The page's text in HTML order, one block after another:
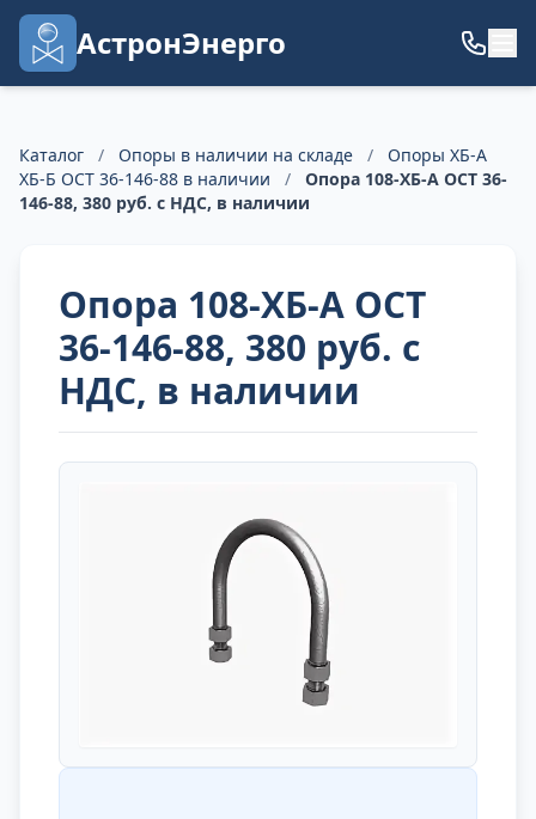
АстронЭнерго
Каталог / Опоры в наличии на складе /
Опоры ХБ-А
ХБ-Б ОСТ 36-146-88 в наличии
/
Опора 108-ХБ-А ОСТ 36-
146-88, 380 руб. с НДС, в наличии
Опора 108-ХБ-А ОСТ
36-146-88, 380 руб. с
НДС, в наличии